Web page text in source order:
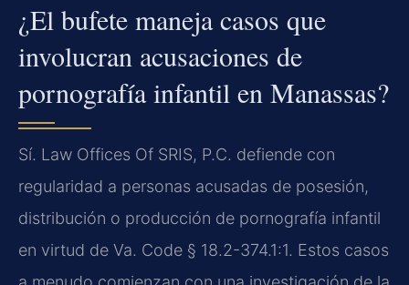
¿El bufete maneja casos que
involucran acusaciones de
pornografía infantil en Manassas?
Sí. Law Offices Of SRIS, P.C. defiende con
regularidad a personas acusadas de posesión,
distribución o producción de pornografía infantil
en virtud de Va. Code § 18.2-374.1:1. Estos casos